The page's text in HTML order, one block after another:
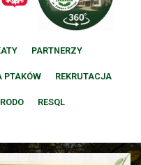
PARTNERZY
PTAKÓW REKRUTACJA
RODO RESQL